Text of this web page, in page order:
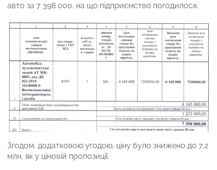
авто за 7 398 000, на що підприємство погодилося.
Згодом, додатковою угодою, ціну було знижено до 7,2
млн, як у ціновій пропозиції.